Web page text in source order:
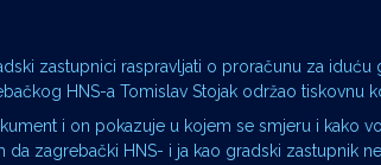
zastupnici raspravljati o proračunu za
HNS-a Tomislav Stojak održao tiskovnu
i on pokazuje u kojem se smjeru i kako
da zagrebački HNS- i ja kao gradski zastupnik